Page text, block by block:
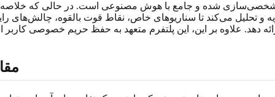
شخصی‌سازی شده و جامع با هوش مصنوعی است. در حالی که
تحلیل می‌کند تا سناریوهای خاص، نقاط قوت بالقوه، چالش‌های